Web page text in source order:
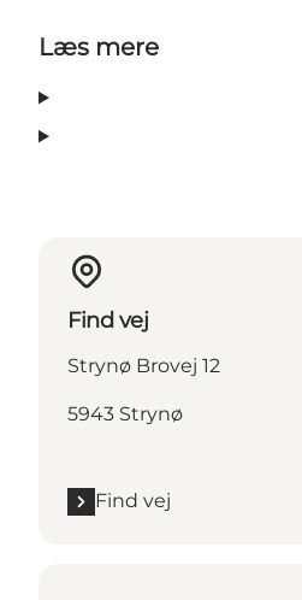
Læs mere
Find vej
Strynø Brovej 12
5943 Strynø
Find vej